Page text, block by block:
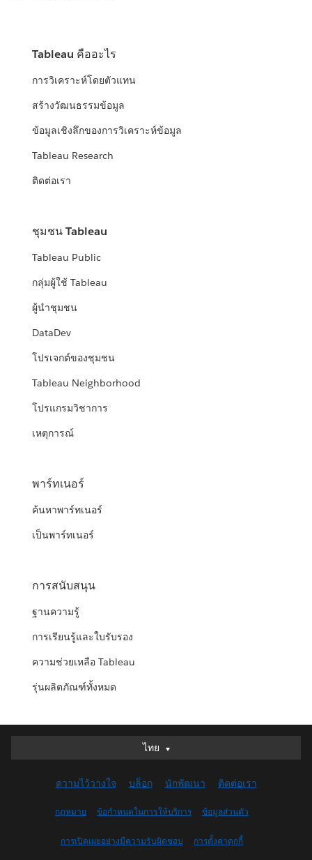
Tableau คืออะไร
การวิเคราะห์โดยตัวแทน
สร้างวัฒนธรรมข้อมูล
ข้อมูลเชิงลึกของการวิเคราะห์ข้อมูล
Tableau Research
ติดต่อเรา
ชุมชน Tableau
Tableau Public
กลุ่มผู้ใช้ Tableau
ผู้นำชุมชน
DataDev
โปรเจกต์ของชุมชน
Tableau Neighborhood
โปรแกรมวิชาการ
เหตุการณ์
พาร์ทเนอร์
ค้นหาพาร์ทเนอร์
เป็นพาร์ทเนอร์
การสนับสนุน
ฐานความรู้
การเรียนรู้และใบรับรอง
ความช่วยเหลือ Tableau
รุ่นผลิตภัณฑ์ทั้งหมด
ไทย
ไทย
English (UK)
English (US)
Français (Canada)
ความไว้วางใจ บล็อก นักพัฒนา ติดต่อเรา
กฎหมาย ข้อกำหนดในการให้บริการ ข้อมูลส่วนตัว
การเปิดเผยอย่างมีความรับผิดชอบ การตั้งค่าคุกกี้